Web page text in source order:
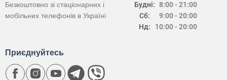
Будні:
Сб:
Нд:
8:00 - 21:00
9:00 - 20:00
10:00 - 20:00
Безкоштовно зі стаціонарних і
мобільних телефонів в Україні
Приєднуйтесь